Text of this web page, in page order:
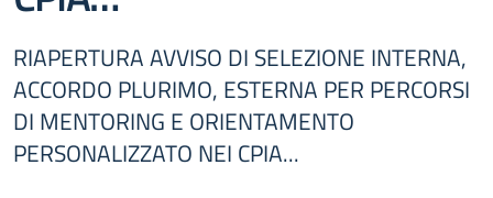
RIAPERTURA AVVISO DI SELEZIONE INTERNA,
ACCORDO PLURIMO, ESTERNA PER PERCORSI
DI MENTORING E ORIENTAMENTO
PERSONALIZZATO NEI CPIA...